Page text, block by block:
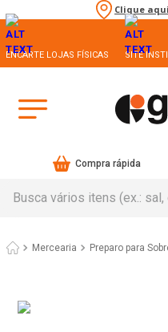
Clique
ENCARTE LOJAS FÍSICAS SITE
Compra rápida
Mercearia Preparo para